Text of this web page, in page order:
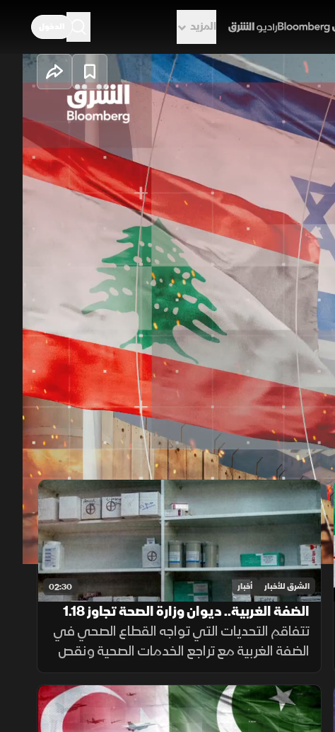
المزيد
00:13/01:14
الإطاري
بشروط معقدة؛ حيث ترفض تل أبيب
مساسا بالسيادة. ويتزامن ذلك مع
الواضحة، واستمرار تأثير طهران
02:30 الشرق للأخبار أخبار
الضفة الغربية.. ديوان وزارة الصحة تجاوز 1.18
مليار دولار
تتفاقم التحديات التي تواجه القطاع الصحي في
الضفة الغربية مع تراجع الخدمات الصحية ونقص
الأدوية، وسط صعوبات مالية أثرت على
المستشفيات والمراكز الطبية وقدرتها على تلبية
احتياجات المرضى.